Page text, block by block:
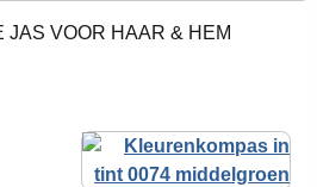
VOOR HAAR & HEM